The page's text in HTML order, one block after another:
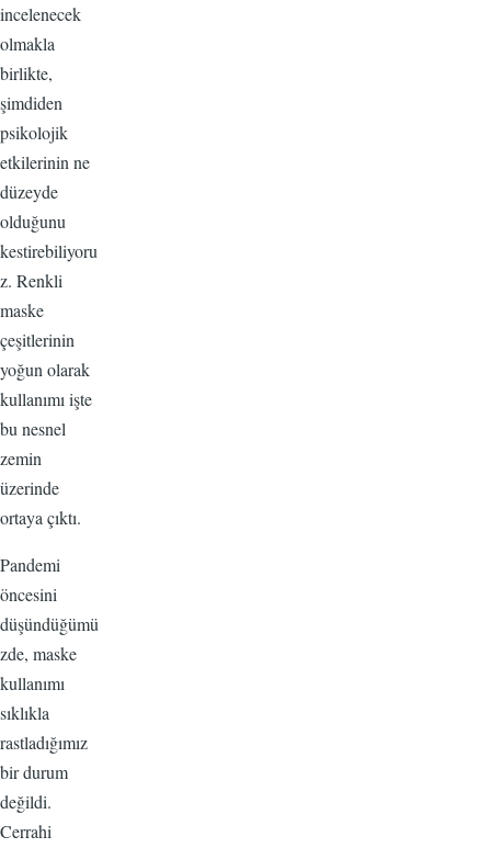
incelenecek
olmakla
birlikte,
şimdiden
psikolojik
etkilerinin ne
düzeyde
olduğunu
kestirebiliyoru
z. Renkli
maske
çeşitlerinin
yoğun olarak
kullanımı işte
bu nesnel
zemin
üzerinde
ortaya çıktı.
Pandemi
öncesini
düşündüğümü
zde, maske
kullanımı
sıklıkla
rastladığımız
bir durum
değildi.
Cerrahi